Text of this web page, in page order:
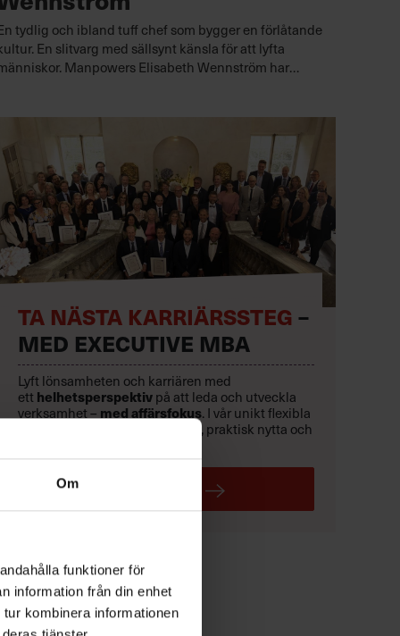
Om
funktioner för
information från din enhet
kombinera informationen
tydlig och ibland tuff chef som bygger en förlåtande
En slitvarg med sällsynt känsla för att lyfta
Manpowers Elisabeth Wennström har
TA NÄSTA KARRIÄRSSTEG –
MED EXECUTIVE MBA
Lyft lönsamheten och karriären med
ett helhetsperspektiv på att leda och utveckla
verksamhet – med affärsfokus. I vår unikt flexibla
får du träning, praktisk nytta och